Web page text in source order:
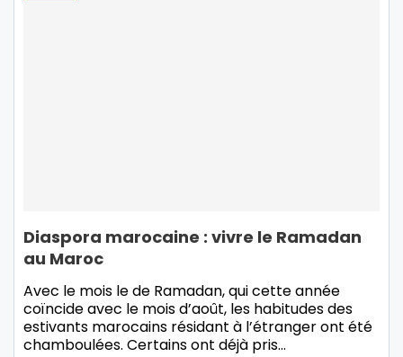
Diaspora marocaine : vivre le Ramadan
au Maroc
Avec le mois le de Ramadan, qui cette année
coïncide avec le mois d’août, les habitudes des
estivants marocains résidant à l’étranger ont été
chamboulées. Certains ont déjà pris…